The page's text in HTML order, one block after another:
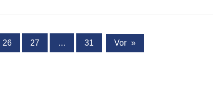
26 27 … 31 Vor »